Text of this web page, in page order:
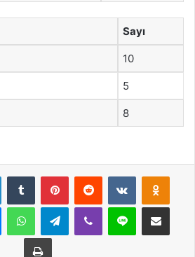
Sayı
10
5
8
LinkedInTumblr PinterestReddit VKontakte
MessengerWhatsAppTelegramViber Line E-Posta ile
Yazdır